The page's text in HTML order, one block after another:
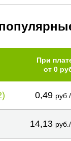
При
от 0
0,49
14,13